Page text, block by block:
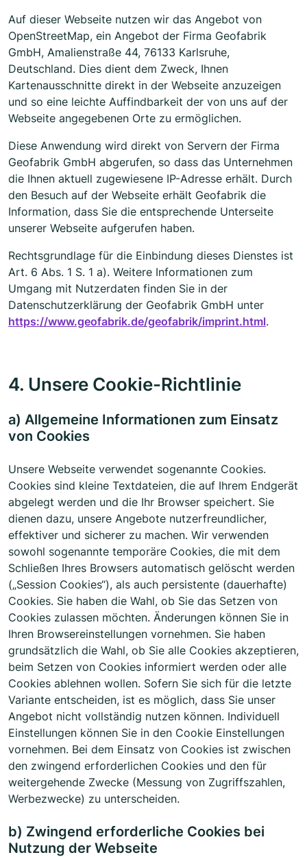
Auf dieser Webseite nutzen wir das Angebot von
OpenStreetMap, ein Angebot der Firma Geofabrik
GmbH, Amalienstraße 44, 76133 Karlsruhe,
Deutschland. Dies dient dem Zweck, Ihnen
Kartenausschnitte direkt in der Webseite anzuzeigen
und so eine leichte Auffindbarkeit der von uns auf der
Webseite angegebenen Orte zu ermöglichen.
Diese Anwendung wird direkt von Servern der Firma
Geofabrik GmbH abgerufen, so dass das Unternehmen
die Ihnen aktuell zugewiesene IP-Adresse erhält. Durch
den Besuch auf der Webseite erhält Geofabrik die
Information, dass Sie die entsprechende Unterseite
unserer Webseite aufgerufen haben.
Rechtsgrundlage für die Einbindung dieses Dienstes ist
Art. 6 Abs. 1 S. 1 a). Weitere Informationen zum
Umgang mit Nutzerdaten finden Sie in der
Datenschutzerklärung der Geofabrik GmbH unter
https://www.geofabrik.de/geofabrik/imprint.html.
4. Unsere Cookie-Richtlinie
a) Allgemeine Informationen zum Einsatz
von Cookies
Unsere Webseite verwendet sogenannte Cookies.
Cookies sind kleine Textdateien, die auf Ihrem Endgerät
abgelegt werden und die Ihr Browser speichert. Sie
dienen dazu, unsere Angebote nutzerfreundlicher,
effektiver und sicherer zu machen. Wir verwenden
sowohl sogenannte temporäre Cookies, die mit dem
Schließen Ihres Browsers automatisch gelöscht werden
(„Session Cookies“), als auch persistente (dauerhafte)
Cookies. Sie haben die Wahl, ob Sie das Setzen von
Cookies zulassen möchten. Änderungen können Sie in
Ihren Browsereinstellungen vornehmen. Sie haben
grundsätzlich die Wahl, ob Sie alle Cookies akzeptieren,
beim Setzen von Cookies informiert werden oder alle
Cookies ablehnen wollen. Sofern Sie sich für die letzte
Variante entscheiden, ist es möglich, dass Sie unser
Angebot nicht vollständig nutzen können. Individuell
Einstellungen können Sie in den Cookie Einstellungen
vornehmen. Bei dem Einsatz von Cookies ist zwischen
den zwingend erforderlichen Cookies und den für
weitergehende Zwecke (Messung von Zugriffszahlen,
Werbezwecke) zu unterscheiden.
b) Zwingend erforderliche Cookies bei
Nutzung der Webseite